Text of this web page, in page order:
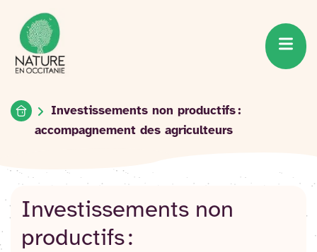
Accéder
au
contenu
Accueil du site
AccueilInvestissements non productifs :
accompagnement des agriculteurs
Investissements non
productifs :